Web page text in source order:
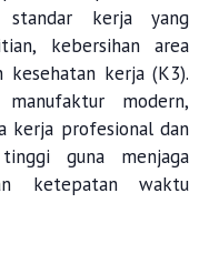
standar kerja yang
kebersihan area
kesehatan kerja (K3).
modern,
kerja profesional dan
guna menjaga
ketepatan waktu